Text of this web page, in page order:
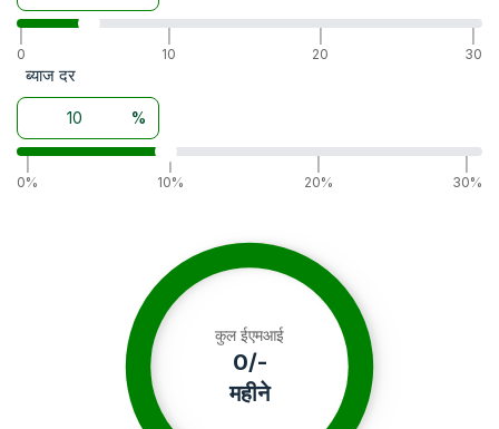
0
10
20
30
ब्याज दर
%
0%
|
10%
20%
30%
कुल ईएमआई
0/-
महीने